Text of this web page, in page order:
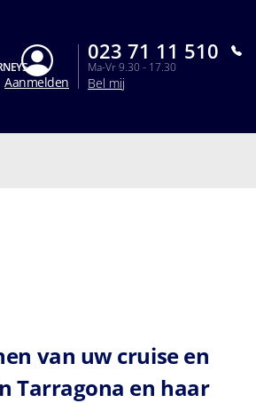
Aanmelden
023 71 11 510
Ma-Vr 9.30 - 17.30
Bel mij
van uw cruise en
Tarragona en haar